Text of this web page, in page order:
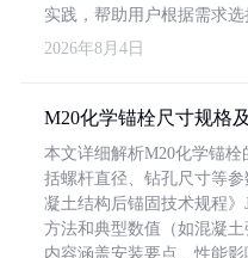
实践，帮助用户根据需求选
2026年8月4日
M20化学锚栓尺寸规格
本文详细解析M20化学锚
括螺杆直径、钻孔尺寸等
凝土结构后锚固技术规程》
方法和典型数值（如混凝土
内容涵盖安装要点、性能